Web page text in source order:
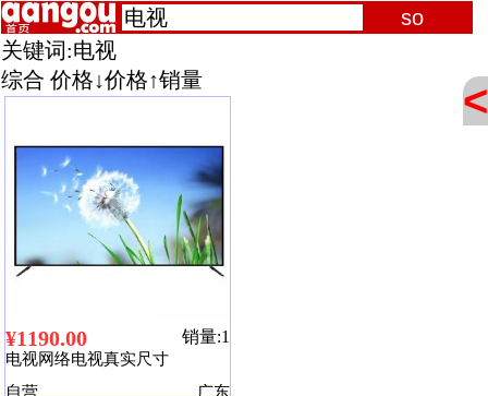
<
关键词:电视
综合 价格↓价格↑销量
¥1190.00 销量:1
电视网络电视真实尺寸
自营
广东